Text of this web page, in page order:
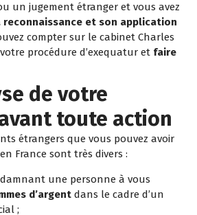
un jugement étranger et vous avez
reconnaissance et son application
compter sur le cabinet Charles
procédure d’exequatur et faire
de votre
toute action
étrangers que vous pouvez avoir
France sont très divers :
une personne à vous
d’argent dans le cadre d’un
;